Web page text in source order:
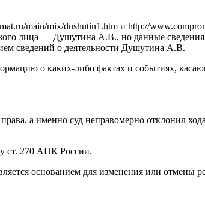
main/mix/dushutin1.htm и http://
лица — Душутина А.В., но данные
сведений о деятельности Душутина А.В.
о каких-либо фактах и событиях,
а именно суд неправомерно отклонил
ст. 270 АПК России.
основанием для изменения или отмены